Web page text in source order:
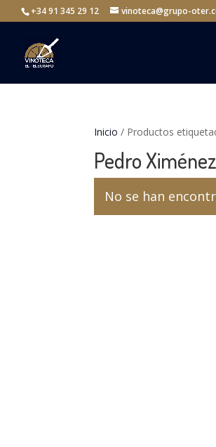
+34 91 345 29 12 vinoteca@grupo-
Inicio / Productos
Pedro Ximénez
No se han